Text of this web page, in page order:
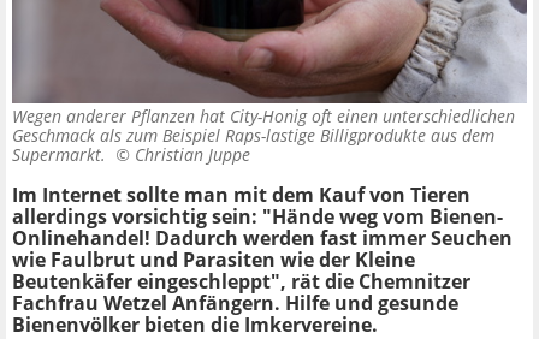
Wegen anderer Pflanzen hat City-Honig oft einen unterschiedlichen
Geschmack als zum Beispiel Raps-lastige Billigprodukte aus dem
Supermarkt. © Christian Juppe
Im Internet sollte man mit dem Kauf von Tieren
allerdings vorsichtig sein: "Hände weg vom Bienen-
Onlinehandel! Dadurch werden fast immer Seuchen
wie Faulbrut und Parasiten wie der Kleine
Beutenkäfer eingeschleppt", rät die Chemnitzer
Fachfrau Wetzel Anfängern. Hilfe und gesunde
Bienenvölker bieten die Imkervereine.